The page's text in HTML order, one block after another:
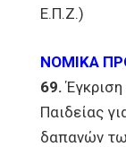
Ε.Π.Ζ.)
ΝΟΜΙΚΑ
69.
Παιδείας
δαπανών